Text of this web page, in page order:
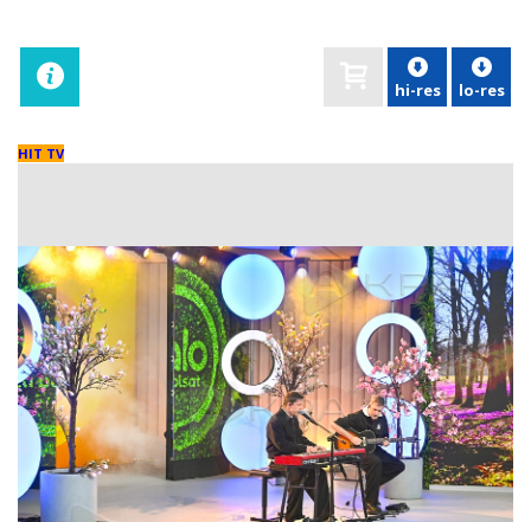
hi-res lo-res
HIT TV